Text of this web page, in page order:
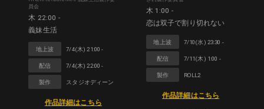
員会
木 22:00 -
義妹生活
地上波 7/4(木) 21:00 -
配信 7/4(木) 22:00 -
製作 スタジオディーン
作品詳細はこちら
木 1:00 -
恋は双子で割り切れない
地上波 7/10(水) 23:30 -
配信 7/11(木) 1:00 -
製作 ROLL2
作品詳細はこちら